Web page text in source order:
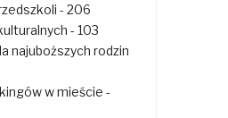
- 206
- 103
najuboższych rodzin
w mieście -